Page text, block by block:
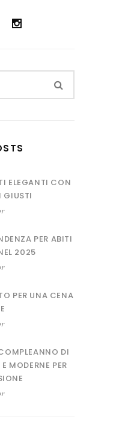
ELEGANTI CON
GIUSTI
PER ABITI
2025
PER UNA CENA
DI
MODERNE PER